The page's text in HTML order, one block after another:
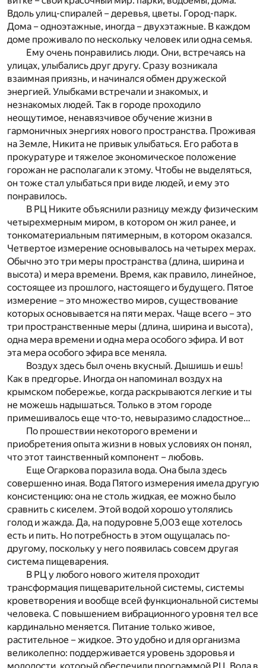
Вдоль улиц-спиралей – деревья, цветы. Город-парк.
Дома – одноэтажные, иногда – двухэтажные. В каждом
доме проживало по нескольку человек или одна семья.
Ему очень понравились люди. Они, встречаясь на
улицах, улыбались друг другу. Сразу возникала
взаимная приязнь, и начинался обмен дружеской
энергией. Улыбками встречали и знакомых, и
незнакомых людей. Так в городе проходило
неощутимое, ненавязчивое обучение жизни в
гармоничных энергиях нового пространства. Проживая
на Земле, Никита не привык улыбаться. Его работа в
прокуратуре и тяжелое экономическое положение
горожан не располагали к этому. Чтобы не выделяться,
он тоже стал улыбаться при виде людей, и ему это
понравилось.
В РЦ Никите объяснили разницу между физическим
четырехмерным миром, в котором он жил ранее, и
тонкоматериальным пятимерным, в котором оказался.
Четвертое измерение основывалось на четырех мерах.
Обычно это три меры пространства (длина, ширина и
высота) и мера времени. Время, как правило, линейное,
состоящее из прошлого, настоящего и будущего. Пятое
измерение – это множество миров, существование
которых основывается на пяти мерах. Чаще всего – это
три пространственные меры (длина, ширина и высота),
одна мера времени и одна мера особого эфира. И вот
эта мера особого эфира все меняла.
Воздух здесь был очень вкусный. Дышишь и ешь!
Как в предгорье. Иногда он напоминал воздух на
крымском побережье, когда раскрываются легкие и ты
не можешь надышаться. Только в этом городе
примешивалось еще что-то, невыразимо сладостное…
По прошествии некоторого времени и
приобретения опыта жизни в новых условиях он понял,
что этот таинственный компонент – любовь.
Еще Огаркова поразила вода. Она была здесь
совершенно иная. Вода Пятого измерения имела другую
консистенцию: она не столь жидкая, ее можно было
сравнить с киселем. Этой водой хорошо утолялись
голод и жажда. Да, на подуровне 5,003 еще хотелось
есть и пить. Но потребность в этом ощущалась по-
другому, поскольку у него появилась совсем другая
система пищеварения.
В РЦ у любого нового жителя проходит
трансформация пищеварительной системы, системы
кроветворения и вообще всей функциональной системы
человека. С повышением вибрационного уровня тел все
кардинально меняется. Питание только живое,
растительное – жидкое. Это удобно и для организма
великолепно: поддерживается уровень здоровья и
молодости, который обеспечили программой РЦ. Вода в